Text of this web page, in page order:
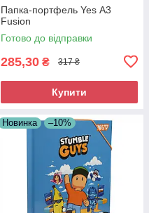
Папка-портфель Yes А3
Fusion
Готово до відправки
285,30 ₴ 317 ₴
Купити
Новинка –10%